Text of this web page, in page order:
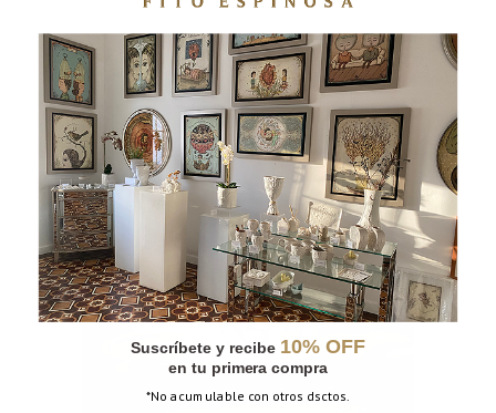
MUG SOMOS UNO
Suscríbete y recibe 10% OFF
en tu primera compra
*No acumulable con otros dsctos.